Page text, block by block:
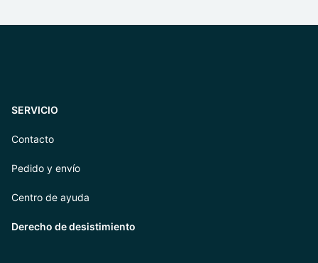
SERVICIO
Contacto
Pedido y envío
Centro de ayuda
Derecho de desistimiento